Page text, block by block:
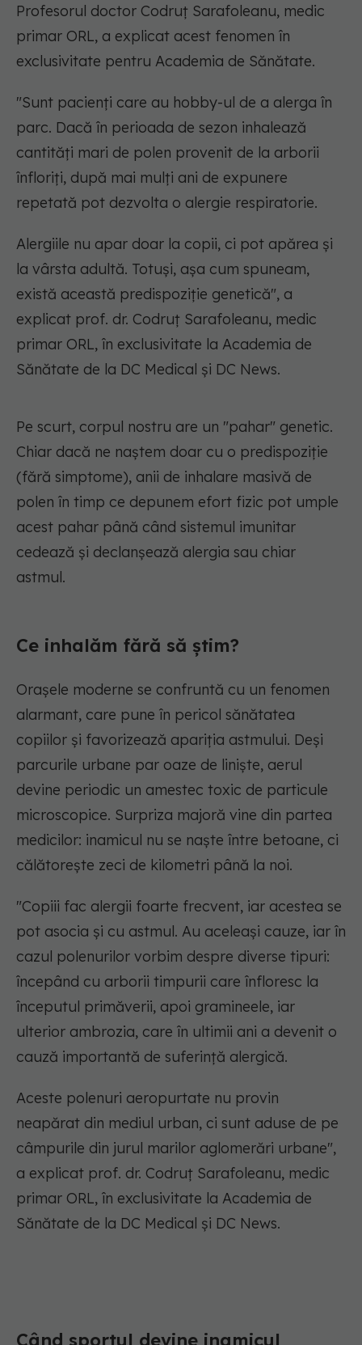
Profesorul doctor Codruț Sarafoleanu, medic
primar ORL, a explicat acest fenomen în
exclusivitate pentru Academia de Sănătate.
"Sunt pacienți care au hobby-ul de a alerga în
parc. Dacă în perioada de sezon inhalează
cantități mari de polen provenit de la arborii
înfloriți, după mai mulți ani de expunere
repetată pot dezvolta o alergie respiratorie.
Alergiile nu apar doar la copii, ci pot apărea și
la vârsta adultă. Totuși, așa cum spuneam,
există această predispoziție genetică", a
explicat prof. dr. Codruț Sarafoleanu, medic
primar ORL, în exclusivitate la Academia de
Sănătate de la DC Medical și DC News.
Pe scurt, corpul nostru are un "pahar" genetic.
Chiar dacă ne naștem doar cu o predispoziție
(fără simptome), anii de inhalare masivă de
polen în timp ce depunem efort fizic pot umple
acest pahar până când sistemul imunitar
cedează și declanșează alergia sau chiar
astmul.
Ce inhalăm fără să știm?
Orașele moderne se confruntă cu un fenomen
alarmant, care pune în pericol sănătatea
copiilor și favorizează apariția astmului. Deși
parcurile urbane par oaze de liniște, aerul
devine periodic un amestec toxic de particule
microscopice. Surpriza majoră vine din partea
medicilor: inamicul nu se naște între betoane, ci
călătorește zeci de kilometri până la noi.
"Copiii fac alergii foarte frecvent, iar acestea se
pot asocia și cu astmul. Au aceleași cauze, iar în
cazul polenurilor vorbim despre diverse tipuri:
începând cu arborii timpurii care înfloresc la
începutul primăverii, apoi gramineele, iar
ulterior ambrozia, care în ultimii ani a devenit o
cauză importantă de suferință alergică.
Aceste polenuri aeropurtate nu provin
neapărat din mediul urban, ci sunt aduse de pe
câmpurile din jurul marilor aglomerări urbane",
a explicat prof. dr. Codruț Sarafoleanu, medic
primar ORL, în exclusivitate la Academia de
Sănătate de la DC Medical și DC News.
Când sportul devine inamicul